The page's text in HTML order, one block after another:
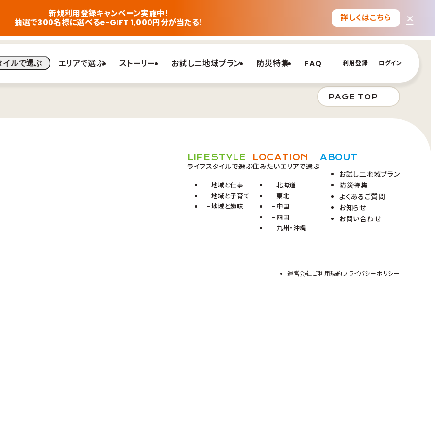
新規利用登録キャンペーン実施中！
抽選で300名様に選べるe-GIFT 1,000円分が当たる！
詳しくはこちら ×
イルで選ぶ エリアで選ぶ ストーリー お試し二地域プラン 防災特集 FAQ 利用登録 ログイン
PAGE TOP
LIFESTYLE
ライフスタイルで選ぶ
地域と仕事
地域と子育て
地域と趣味
LOCATION
住みたいエリアで選ぶ
北海道
東北
中国
四国
九州・沖縄
ABOUT
お試し二地域プラン
防災特集
よくあるご質問
お知らせ
お問い合わせ
運営会社ご利用規約プライバシーポリシー